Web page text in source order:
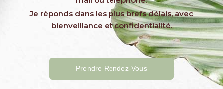
Je réponds dans les plus brefs délais, avec
bienveillance et confidentialité.
Prendre Rendez-Vous